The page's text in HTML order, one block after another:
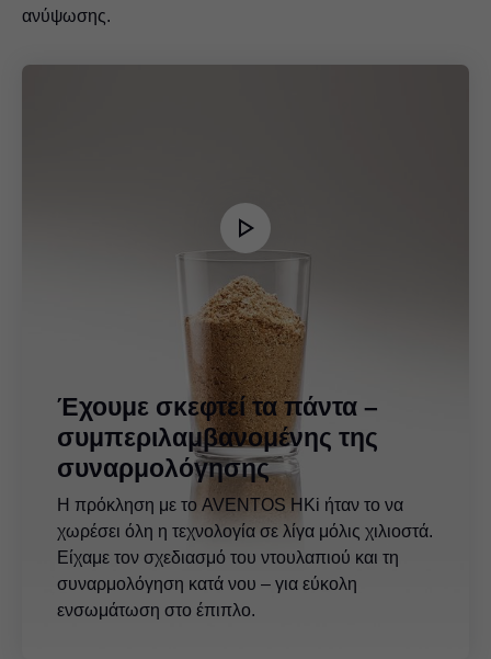
ανύψωσης.
Έχουμε σκεφτεί τα πάντα –
συμπεριλαμβανομένης της
συναρμολόγησης
Η πρόκληση με το AVENTOS HKi ήταν το να
χωρέσει όλη η τεχνολογία σε λίγα μόλις χιλιοστά.
Είχαμε τον σχεδιασμό του ντουλαπιού και τη
συναρμολόγηση κατά νου – για εύκολη
ενσωμάτωση στο έπιπλο.